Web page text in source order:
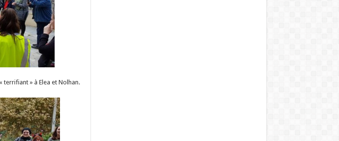
terrifiant » à Elea et Nolhan.